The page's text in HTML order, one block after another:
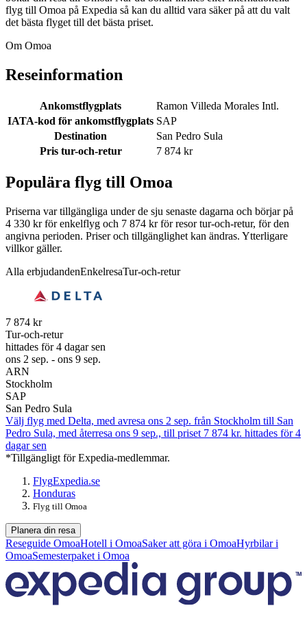
flyg till Omoa på Expedia så kan du alltid vara säker på att du valt
det bästa flyget till det bästa priset.
Om Omoa
Reseinformation
Ankomstflygplats
Ramon Villeda Morales Intl.
IATA-kod för ankomstflygplats SAP
Destination
San Pedro Sula
Pris tur-och-retur
7 874 kr
Populära flyg till Omoa
Priserna var tillgängliga under de sju senaste dagarna och börjar på
4 330 kr för enkelflyg och 7 874 kr för resor tur-och-retur, för den
angivna perioden. Priser och tillgänglighet kan ändras. Ytterligare
villkor gäller.
Alla erbjudandenEnkelresaTur-och-retur
7 874 kr
Tur-och-retur
hittades för 4 dagar sen
ons 2 sep. - ons 9 sep.
ARN
Stockholm
SAP
San Pedro Sula
Välj flyg med Delta, med avresa ons 2 sep. från Stockholm till San
Pedro Sula, med återresa ons 9 sep., till priset 7 874 kr. hittades för 4
dagar sen
*Tillgängligt för Expedia-medlemmar.
FlygExpedia.se
Honduras
Flyg till Omoa
Planera din resa
Reseguide OmoaHotell i OmoaSaker att göra i OmoaHyrbilar i
OmoaSemesterpaket i Omoa